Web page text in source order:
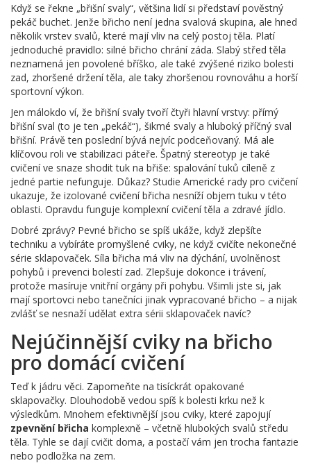
Když se řekne „břišní svaly“, většina lidí si představí pověstný
pekáč buchet. Jenže břicho není jedna svalová skupina, ale hned
několik vrstev svalů, které mají vliv na celý postoj těla. Platí
jednoduché pravidlo: silné břicho chrání záda. Slabý střed těla
neznamená jen povolené bříško, ale také zvýšené riziko bolesti
zad, zhoršené držení těla, ale taky zhoršenou rovnováhu a horší
sportovní výkon.
Jen málokdo ví, že břišní svaly tvoří čtyři hlavní vrstvy: přímý
břišní sval (to je ten „pekáč“), šikmé svaly a hluboký příčný sval
břišní. Právě ten poslední bývá nejvíc podceňovaný. Má ale
klíčovou roli ve stabilizaci páteře. Špatný stereotyp je také
cvičení ve snaze shodit tuk na břiše: spalování tuků cíleně z
jedné partie nefunguje. Důkaz? Studie Americké rady pro cvičení
ukazuje, že izolované cvičení břicha nesníží objem tuku v této
oblasti. Opravdu funguje komplexní cvičení těla a zdravé jídlo.
Dobré zprávy? Pevné břicho se spíš ukáže, když zlepšíte
techniku a vybíráte promyšlené cviky, ne když cvičíte nekonečné
série sklapovaček. Síla břicha má vliv na dýchání, uvolněnost
pohybů i prevenci bolestí zad. Zlepšuje dokonce i trávení,
protože masíruje vnitřní orgány při pohybu. Všimli jste si, jak
mají sportovci nebo tanečníci jinak vypracované břicho – a nijak
zvlášť se nesnaží udělat extra sérii sklapovaček navíc?
Nejúčinnější cviky na břicho
pro domácí cvičení
Teď k jádru věci. Zapomeňte na tisíckrát opakované
sklapovačky. Dlouhodobě vedou spíš k bolesti krku než k
výsledkům. Mnohem efektivnější jsou cviky, které zapojují
zpevnění břicha komplexně – včetně hlubokých svalů středu
těla. Tyhle se dají cvičit doma, a postačí vám jen trocha fantazie
nebo podložka na zem.